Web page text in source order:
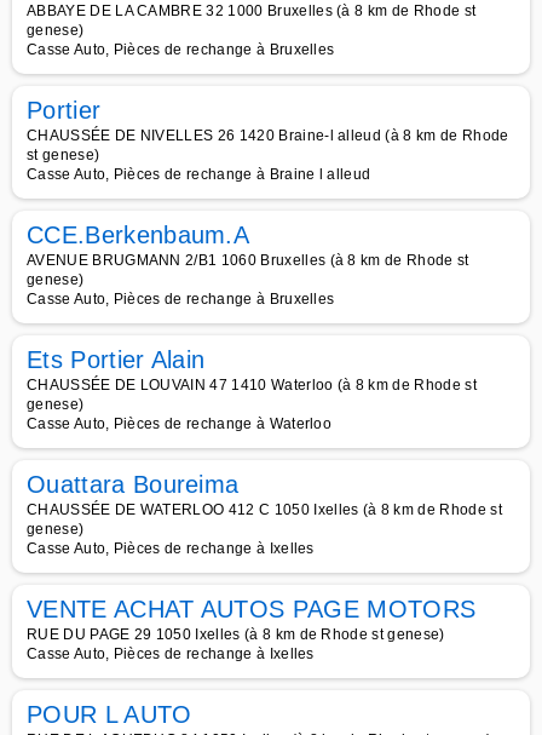
ABBAYE DE LA CAMBRE 32 1000 Bruxelles (à 8 km de Rhode st
genese)
Casse Auto, Pièces de rechange à Bruxelles
Portier
CHAUSSÉE DE NIVELLES 26 1420 Braine-l alleud (à 8 km de Rhode
st genese)
Casse Auto, Pièces de rechange à Braine l alleud
CCE.Berkenbaum.A
AVENUE BRUGMANN 2/B1 1060 Bruxelles (à 8 km de Rhode st
genese)
Casse Auto, Pièces de rechange à Bruxelles
Ets Portier Alain
CHAUSSÉE DE LOUVAIN 47 1410 Waterloo (à 8 km de Rhode st
genese)
Casse Auto, Pièces de rechange à Waterloo
Ouattara Boureima
CHAUSSÉE DE WATERLOO 412 C 1050 Ixelles (à 8 km de Rhode st
genese)
Casse Auto, Pièces de rechange à Ixelles
VENTE ACHAT AUTOS PAGE MOTORS
RUE DU PAGE 29 1050 Ixelles (à 8 km de Rhode st genese)
Casse Auto, Pièces de rechange à Ixelles
POUR L AUTO